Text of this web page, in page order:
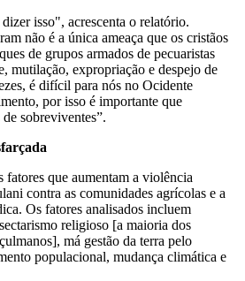
isso", acrescenta o relatório.
não é a única ameaça que os cristãos
de grupos armados de pecuaristas
mutilação, expropriação e despejo de
é difícil para nós no Ocidente
por isso é importante que
sobreviventes”.
que aumentam a violência
contra as comunidades agrícolas e a
Os fatores analisados ​​incluem
religioso [a maioria dos
má gestão da terra pelo
populacional, mudança climática e